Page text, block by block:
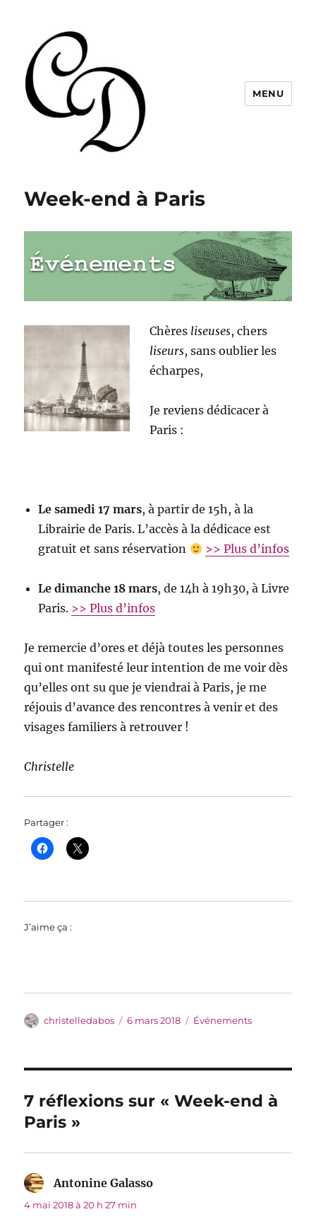
MENU
Week-end à Paris
Chères liseuses, chers
liseurs, sans oublier les
écharpes,
Je reviens dédicacer à
Paris :
Le samedi 17 mars, à partir de 15h, à la
Librairie de Paris. L’accès à la dédicace est
gratuit et sans réservation
>> Plus d’infos
Le dimanche 18 mars, de 14h à 19h30, à Livre
Paris. >> Plus d’infos
Je remercie d’ores et déjà toutes les personnes
qui ont manifesté leur intention de me voir dès
qu’elles ont su que je viendrai à Paris, je me
réjouis d’avance des rencontres à venir et des
visages familiers à retrouver !
Christelle
Partager :
J’aime ça :
Auteur
christelledabos
Publié
6 mars 2018 Catégories
Événements
7 réflexions sur « Week-end à
Paris »
Antonine Galasso
4 mai 2018 à 20 h 27 min